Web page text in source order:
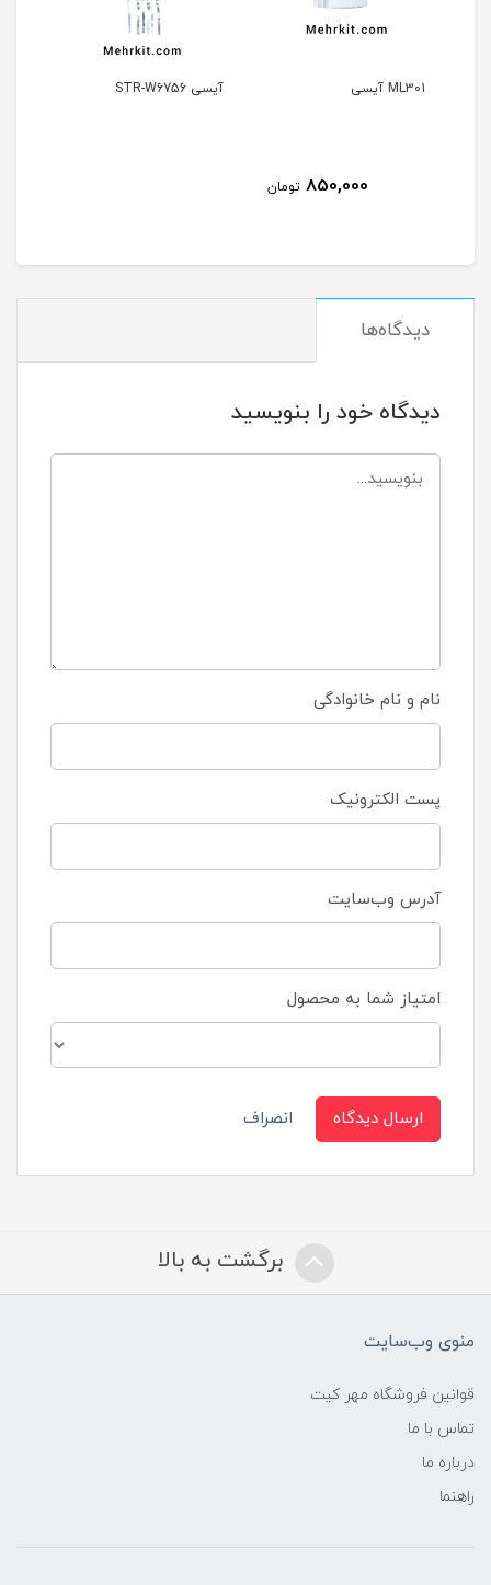
ML301 آیسی
850,000 تومان
آیسی STR-W6756
دیدگاه‌ها
دیدگاه خود را بنویسید
نام و نام خانوادگی
پست الکترونیک
آدرس وب‌سایت
امتیاز شما به محصول
ارسال دیدگاه انصراف
برگشت به بالا
منوی وب‌سایت
قوانین فروشگاه مهر کیت
تماس با ما
درباره ما
راهنما